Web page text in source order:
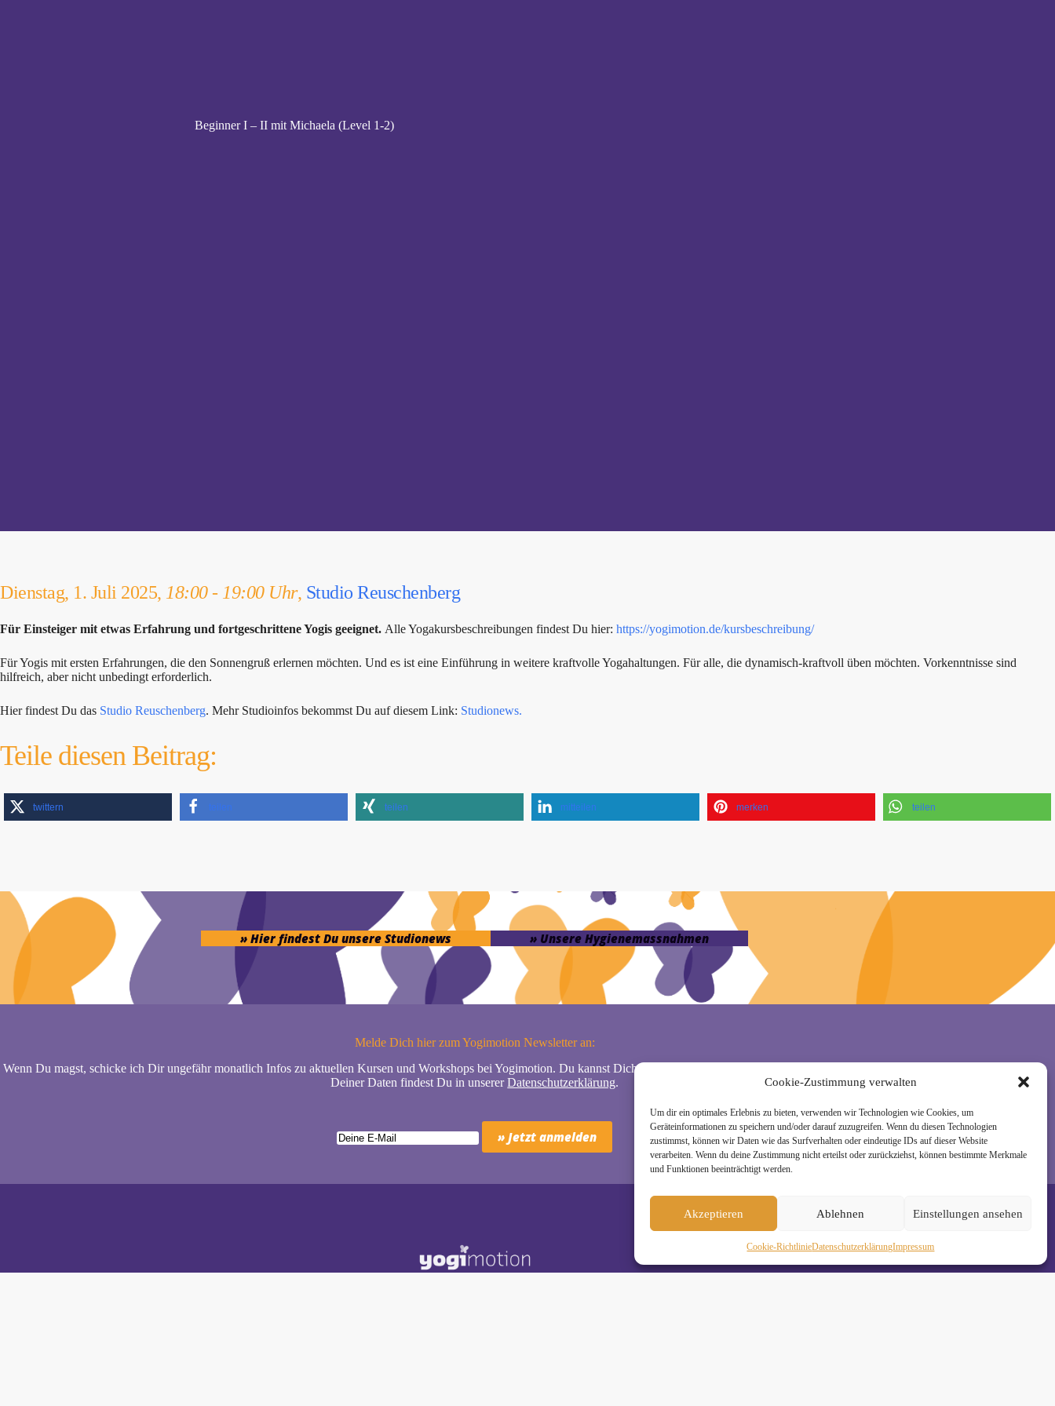
Cookie-Zustimmung verwalten
Um dir ein optimales Erlebnis zu bieten, verwenden wir Technologien wie Cookies, um
Geräteinformationen zu speichern und/oder darauf zuzugreifen. Wenn du diesen Technologien
zustimmst, können wir Daten wie das Surfverhalten oder eindeutige IDs auf dieser Website
verarbeiten. Wenn du deine Zustimmung nicht erteilst oder zurückziehst, können bestimmte Merkmale
und Funktionen beeinträchtigt werden.
Akzeptieren Ablehnen Einstellungen ansehen
Cookie-RichtlinieDaten­schutz­erklä­rungImpressum
Beginner I – II mit Michaela (Level 1-2)
Dienstag, 1. Juli 2025, 18:00 - 19:00 Uhr, Studio Reuschenberg
Für Einsteiger mit etwas Erfahrung und fortgeschrittene Yogis geeignet. Alle Yogakursbeschreibungen findest Du hier: https://yogimotion.de/kursbeschreibung/
Für Yogis mit ersten Erfahrungen, die den Sonnengruß erlernen möchten. Und es ist eine Einführung in weitere kraftvolle Yogahaltungen. Für alle, die dynamisch-kraftvoll üben möchten. Vorkenntnisse sind
hilfreich, aber nicht unbedingt erforderlich.
Hier findest Du das Studio Reuschenberg. Mehr Studioinfos bekommst Du auf diesem Link: Studionews.
Teile diesen Beitrag:
twittern teilen teilen mitteilen merken teilen
» Hier findest Du unsere Studionews » Unsere Hygienemassnahmen
Melde Dich hier zum Yogimotion Newsletter an:
Wenn Du magst, schicke ich Dir ungefähr monatlich Infos zu aktuellen Kursen und Workshops bei Yogimotion. Du kannst Dich natürlich jederzeit wieder abmelden. Alle Details zur Nutzung
Deiner Daten findest Du in unsererDatenschutzerklärung.